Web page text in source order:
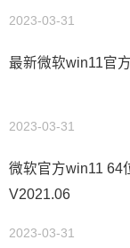
2023-03-31
最新微软win11官
2023-03-31
微软官方win11 64
V2021.06
2023-03-31